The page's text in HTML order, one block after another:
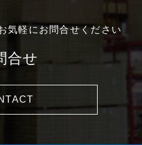
気軽にお問合せください
合せ